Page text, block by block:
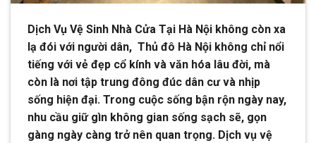
Dịch Vụ Vệ Sinh Nhà Cửa Tại Hà Nội không còn xa
lạ đói với người dân, Thủ đô Hà Nội không chỉ nổi
tiếng với vẻ đẹp cổ kính và văn hóa lâu đời, mà
còn là nơi tập trung đông đúc dân cư và nhịp
sống hiện đại. Trong cuộc sống bận rộn ngày nay,
nhu cầu giữ gìn không gian sống sạch sẽ, gọn
gàng ngày càng trở nên quan trọng. Dịch vụ vệ